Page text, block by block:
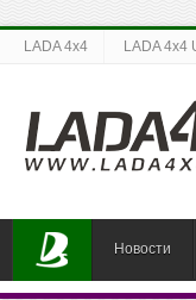
LADA 4x4 LADA 4x4
Новости